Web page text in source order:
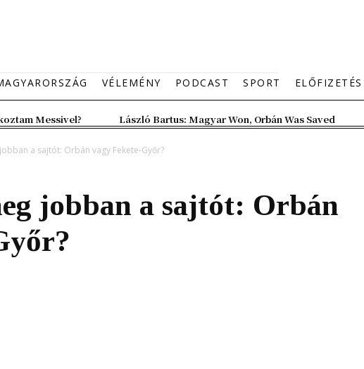
VÉLEMÉNY PODCAST SPORT ELŐFIZETÉS
Messivel? László Bartus: Magyar Won, Orbán Was Saved
a sajtót: Orbán vagy Fekete-Győr?
jobban a sajtót: Orbán